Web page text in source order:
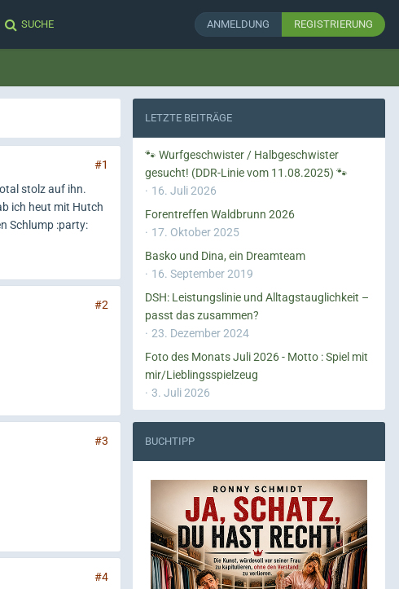
SUCHE ANMELDUNG REGISTRIERUNG
#1
stolz auf ihn.
ich heut mit Hutch
Schlump :party:
#2
#3
#4
LETZTE BEITRÄGE
🐾 Wurfgeschwister / Halbgeschwister
gesucht! (DDR-Linie vom 11.08.2025) 🐾
16. Juli 2026
Forentreffen Waldbrunn 2026
17. Oktober 2025
Basko und Dina, ein Dreamteam
16. September 2019
DSH: Leistungslinie und Alltagstauglichkeit –
passt das zusammen?
23. Dezember 2024
Foto des Monats Juli 2026 - Motto : Spiel mit
mir/Lieblingsspielzeug
3. Juli 2026
BUCHTIPP